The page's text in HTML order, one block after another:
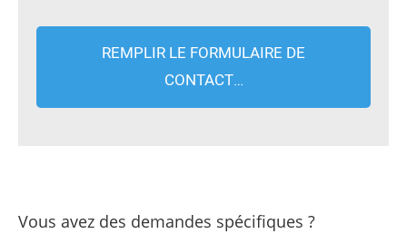
REMPLIR LE FORMULAIRE DE
CONTACT…
Vous avez des demandes spécifiques ?